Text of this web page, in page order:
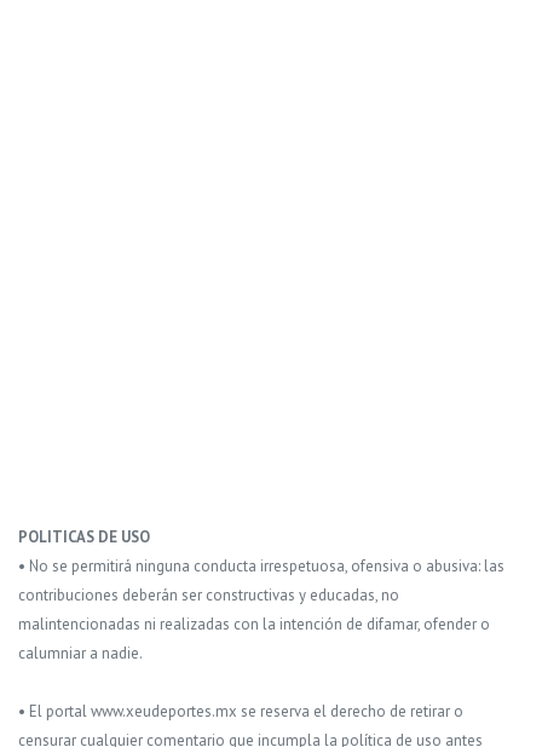
POLITICAS DE USO
• No se permitirá ninguna conducta irrespetuosa, ofensiva o abusiva: las
contribuciones deberán ser constructivas y educadas, no
malintencionadas ni realizadas con la intención de difamar, ofender o
calumniar a nadie.
• El portal www.xeudeportes.mx se reserva el derecho de retirar o
censurar cualquier comentario que incumpla la política de uso antes